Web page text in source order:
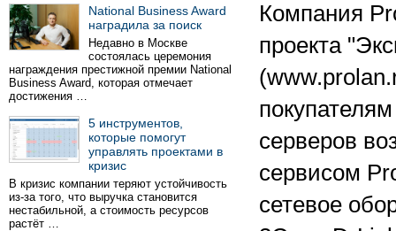
National Business Award
наградила за поиск
Недавно в Москве
состоялась церемония
награждения престижной премии National
Business Award, которая отмечает
достижения …
5 инструментов,
которые помогут
управлять проектами в
кризис
В кризис компании теряют устойчивость
из-за того, что выручка становится
нестабильной, а стоимость ресурсов
растёт …
Компания
проекта
серверов
сервисом
сетевое